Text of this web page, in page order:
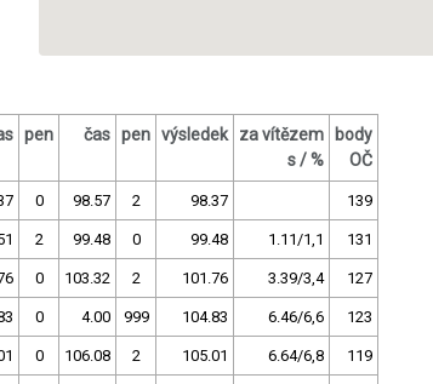
pen čas pen výsledek
za vítězem
s / %
body
OČ
0 98.57 2 98.37 139
2 99.48 0 99.48 1.11/1,1 131
0 103.32 2 101.76 3.39/3,4 127
0 4.00 999 104.83 6.46/6,6 123
0 106.08 2 105.01 6.64/6,8 119